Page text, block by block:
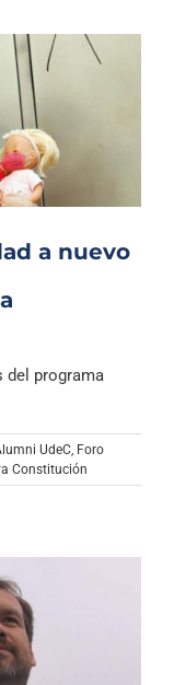
a nuevo
del programa
UdeC Foro
Constitución